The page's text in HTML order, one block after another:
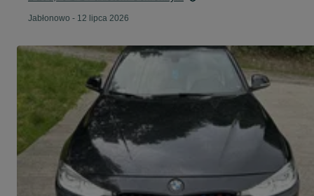
Jabłonowo - 12 lipca 2026